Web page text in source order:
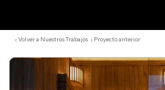
‹ Volver a Nuestros Trabajos ‹ Proyecto anterior